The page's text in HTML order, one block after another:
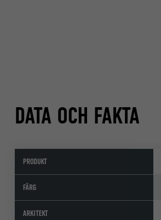
DATA OCH FAKTA
PRODUKT
FÄRG
ARKITEKT